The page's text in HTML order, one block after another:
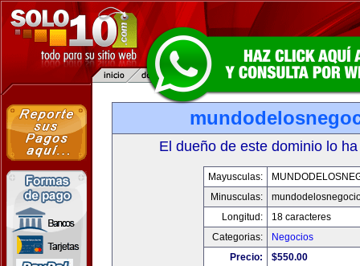
El dueño de este dominio lo
Mayusculas:
Minusculas:
Longitud:
18 caracteres
Categorias:
Negocios
Precio:
$550.00